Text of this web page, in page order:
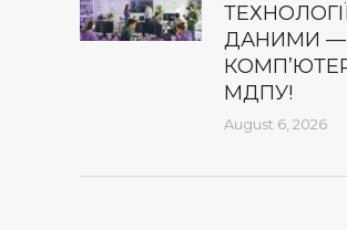
ДАНИМИ —
МДПУ!
August 6, 2026